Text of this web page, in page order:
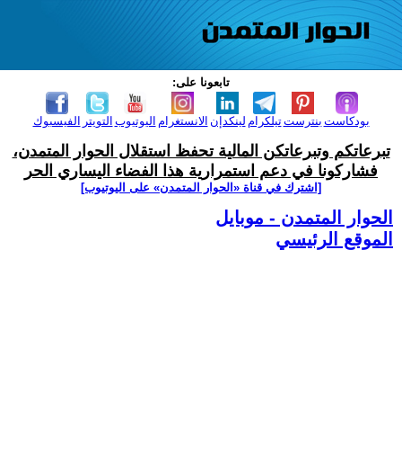
تابعونا على:
الفيسبوك التويتر اليوتيوب الانستغرام لينكدإن تيلكرامبنترست بودكاست
تبرعاتكم وتبرعاتكن المالية تحفظ استقلال الحوار المتمدن،
فشاركونا في دعم استمرارية هذا الفضاء اليساري الحر
[اشترك في قناة ‫«الحوار المتمدن» على اليوتيوب]
الحوار المتمدن - موبايل
الموقع الرئيسي